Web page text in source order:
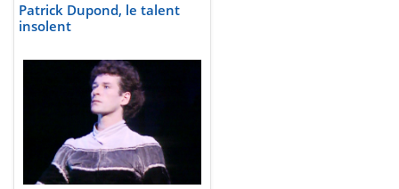
Patrick Dupond, le talent
insolent